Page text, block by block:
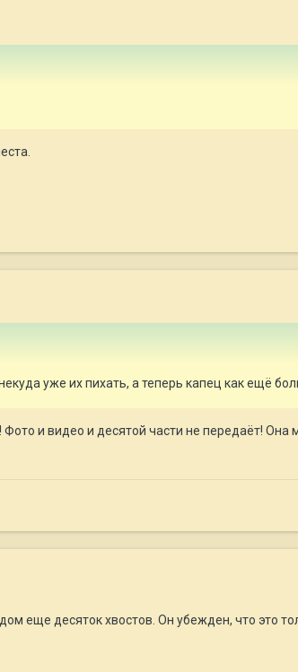
уже их пихать, а теперь капец как ещё
и видео и десятой части не передаёт!
еще десяток хвостов. Он убежден, что это